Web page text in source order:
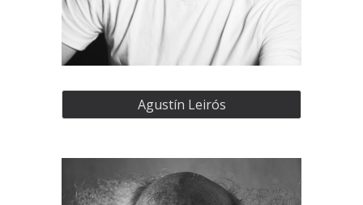
Agustín Leirós